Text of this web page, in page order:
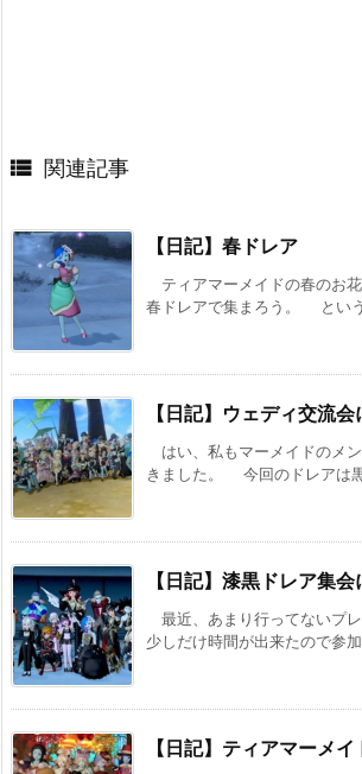
 関連記事
【日記】春ドレア
ティアマーメイドの春のお
春ドレアで集まろう。 とい
【日記】ウェディ交流
はい、私もマーメイドのメ
きました。 今回のドレアは
【日記】漆黒ドレア集会
最近、あまり行ってないプ
少しだけ時間が出来たので参
【日記】ティアマーメ